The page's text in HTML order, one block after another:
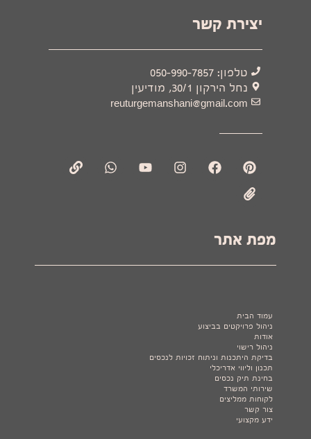
יצירת קשר
טלפון: 050-990-7857
נחל הירקון 30/1, מודיעין
reuturgemanshani@gmail.com
מפת אתר
עמוד הבית
ניהול פרויקטים בביצוע
אודות
ניהול רישוי
בדיקת היתכנות וניתוח זכויות לנכסים
תכנון וליווי אדריכלי
בחינת תיק נכסים
שירותי המשרד
לקוחות ממליצים
צור קשר
ידע מקצועי